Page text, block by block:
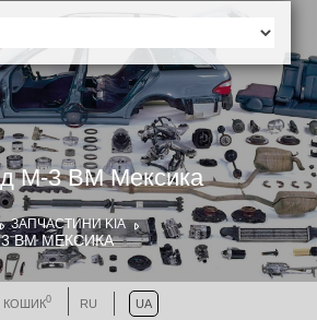
M-3 BM Мексика
ЗАПЧАСТИНИ KIA
BM МЕКСИКА
КОШИК0 RU UA